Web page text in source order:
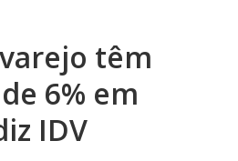
têm
6% em
IDV